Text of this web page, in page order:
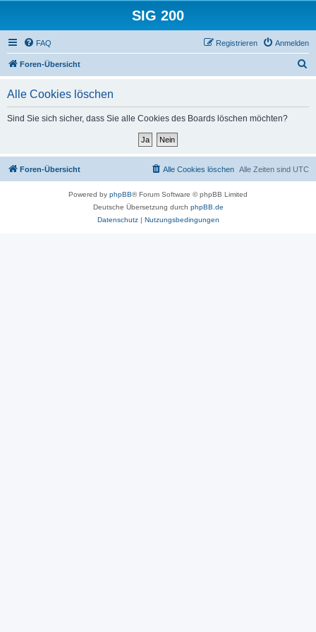
SIG 200
FAQ Anmelden
Registrieren
Foren-Übersicht
Alle Cookies löschen
Sind Sie sich sicher, dass Sie alle Cookies des Boards löschen möchten?
Foren-Übersicht Alle Zeiten sind UTC
Alle Cookies löschen
Powered by phpBB® Forum Software © phpBB Limited
Deutsche Übersetzung durch phpBB.de
Datenschutz| Nutzungsbedingungen